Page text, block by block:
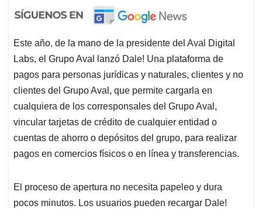
Este año, de la mano de la presidente del Aval Digital
Labs, el Grupo Aval lanzó Dale! Una plataforma de
pagos para personas jurídicas y naturales, clientes y no
clientes del Grupo Aval, que permite cargarla en
cualquiera de los corresponsales del Grupo Aval,
vincular tarjetas de crédito de cualquier entidad o
cuentas de ahorro o depósitos del grupo, para realizar
pagos en comercios físicos o en línea y transferencias.
El proceso de apertura no necesita papeleo y dura
pocos minutos. Los usuarios pueden recargar Dale!